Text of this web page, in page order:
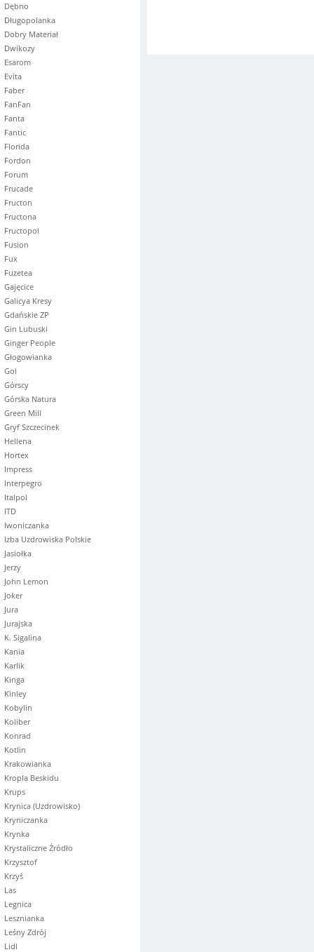
Dębno
Długopolanka
Dobry Materiał
Dwikozy
Esarom
Evita
Faber
FanFan
Fanta
Fantic
Florida
Fordon
Forum
Frucade
Fructon
Fructona
Fructopol
Fusion
Fux
Fuzetea
Gajęcice
Galicya Kresy
Gdańskie ZP
Gin Lubuski
Ginger People
Głogowianka
Gol
Górscy
Górska Natura
Green Mill
Gryf Szczecinek
Hellena
Hortex
Impress
Interpegro
Italpol
ITD
Iwoniczanka
Izba Uzdrowiska Polskie
Jasiołka
Jerzy
John Lemon
Joker
Jura
Jurajska
K. Sigalina
Kania
Karlik
Kinga
Kinley
Kobylin
Koliber
Konrad
Kotlin
Krakowianka
Kropla Beskidu
Krups
Krynica (Uzdrowisko)
Kryniczanka
Krynka
Krystaliczne Źródło
Krzysztof
Krzyś
Las
Legnica
Lesznianka
Leśny Zdrój
Lidl